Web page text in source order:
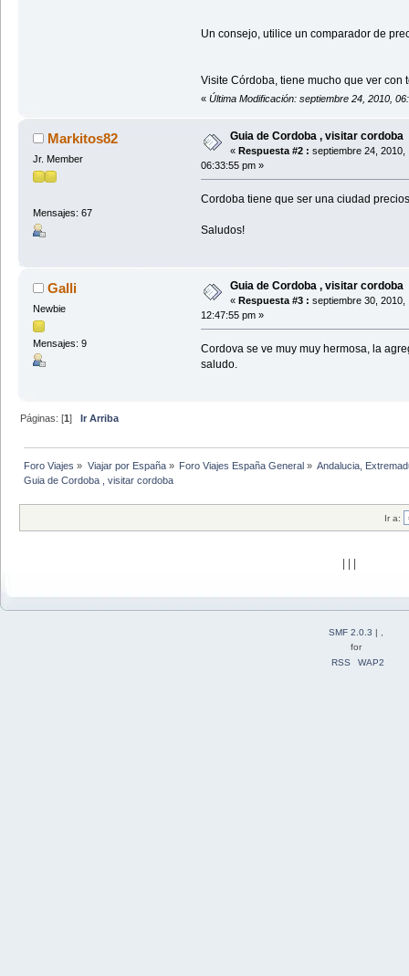
Un consejo, utilice un comparador de
Visite Córdoba, tiene mucho que ver con
« Última Modificación: septiembre 24, 2010,
Markitos82
Jr. Member
Mensajes: 67
Guia de Cordoba , visitar cordoba
« Respuesta #2 : septiembre 24, 2010,
06:33:55 pm »
Cordoba tiene que ser una ciudad
Saludos!
Galli
Newbie
Mensajes: 9
Guia de Cordoba , visitar cordoba
« Respuesta #3 : septiembre 30, 2010,
12:47:55 pm »
Cordova se ve muy muy hermosa, la
saludo.
Páginas: [1]Ir Arriba
Foro Viajes » Viajar por España» Foro Viajes España General» Andalucia,
Guia de Cordoba , visitar cordoba
Ir a:
SMF 2.0.3 | ,
for
RSS
WAP2